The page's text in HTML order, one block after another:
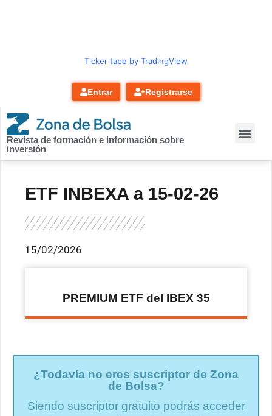
Ticker tape by TradingView
Entrar Registrarse
Revista de formación e información sobre
inversión
ETF INBEXA a 15-02-26
15/02/2026
PREMIUM ETF del IBEX 35
¿Todavía no eres suscriptor de Zona
de Bolsa?
Siendo suscriptor gratuito podrás acceder